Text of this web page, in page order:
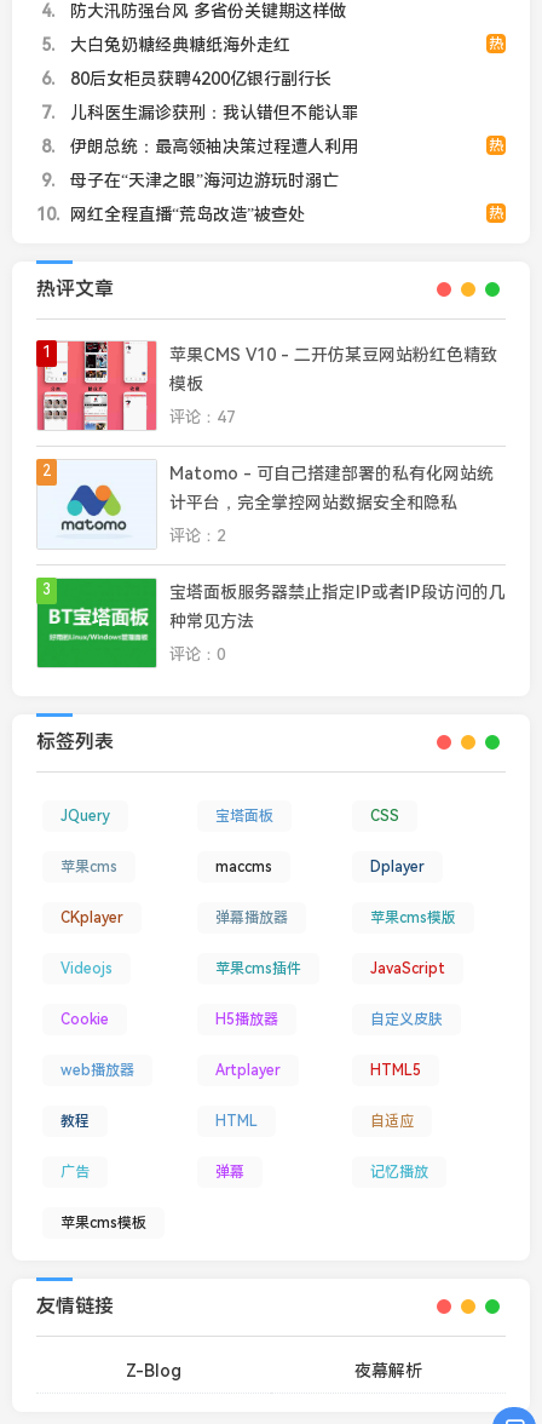
4
防大汛防强台风 多省份关键期这样做
5
热
大白兔奶糖经典糖纸海外走红
6
80后女柜员获聘4200亿银行副行长
7
儿科医生漏诊获刑：我认错但不能认罪
8
热
伊朗总统：最高领袖决策过程遭人利用
9
母子在“天津之眼”海河边游玩时溺亡
10
热
网红全程直播“荒岛改造”被查处
热评文章
1
苹果CMS V10 - 二开仿某豆网站粉红色精致
模板
评论：47
2
Matomo - 可自己搭建部署的私有化网站统
计平台，完全掌控网站数据安全和隐私
评论：2
3
宝塔面板服务器禁止指定IP或者IP段访问的几
种常见方法
评论：0
标签列表
JQuery 宝塔面板 CSS
苹果cms maccms Dplayer
CKplayer 弹幕播放器 苹果cms模版
Videojs 苹果cms插件 JavaScript
Cookie H5播放器 自定义皮肤
web播放器 Artplayer HTML5
教程 HTML 自适应
广告 弹幕 记忆播放
苹果cms模板
友情链接
Z-Blog 夜幕解析